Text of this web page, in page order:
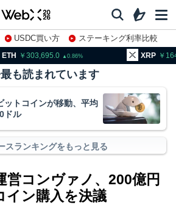
USDC買い方
ステーキング利率比較
XRP 164.64
も読まれています
ットコインが移動、平均
ドル
スランキングをもっと見る
営コンヴァノ、200億円
イン購入を決議